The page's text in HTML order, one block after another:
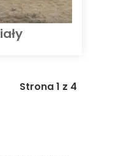
Strona 1 z 4